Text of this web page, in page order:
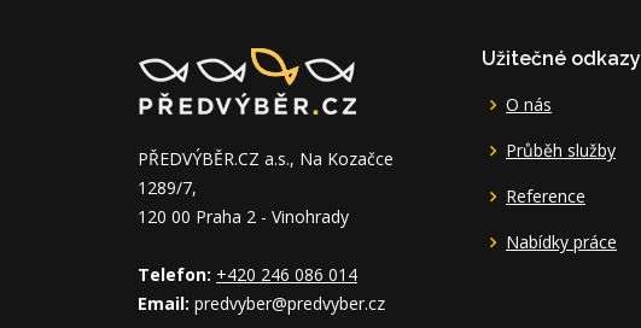
PŘEDVÝBĚR.CZ a.s., Na Kozačce
1289/7,
120 00 Praha 2 - Vinohrady
Telefon: +420 246 086 014
Email: predvyber@predvyber.cz
Užitečné odkazy
O nás
Průběh služby
Reference
Nabídky práce